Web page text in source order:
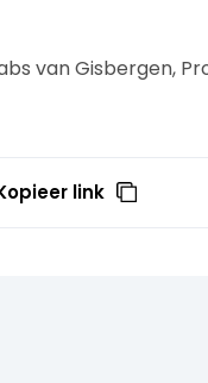
van Gisbergen,
link